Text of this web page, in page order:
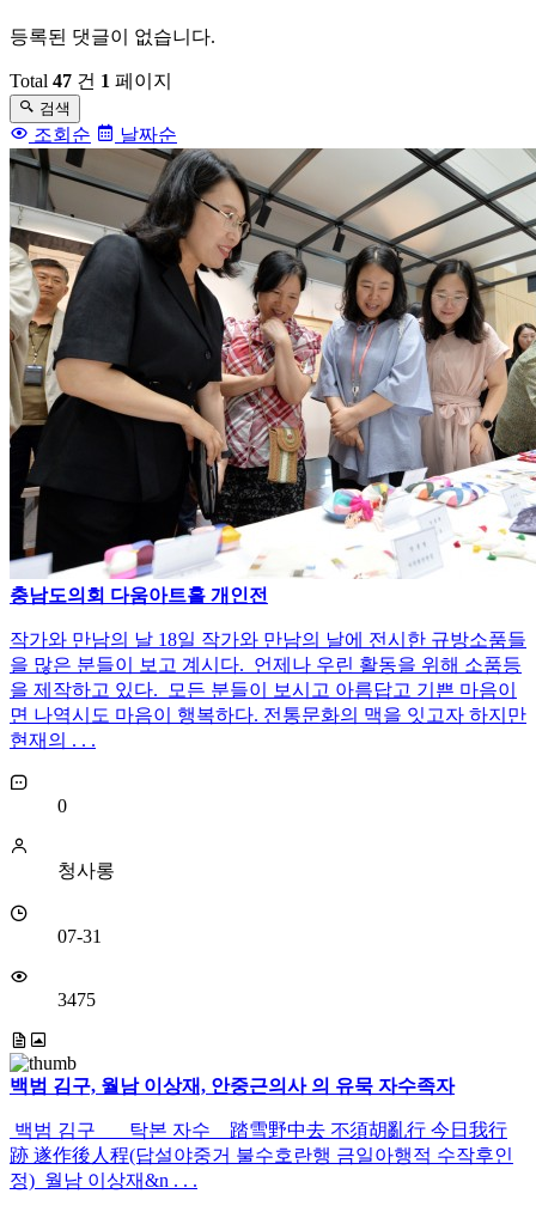
등록된 댓글이 없습니다.
Total 47 건 1 페이지
검색
조회순 날짜순
충남도의회 다움아트홀 개인전
작가와 만남의 날 18일 작가와 만남의 날에 전시한 규방소품들
을 많은 분들이 보고 계시다. 언제나 우린 활동을 위해 소품등
을 제작하고 있다. 모든 분들이 보시고 아름답고 기쁜 마음이
면 나역시도 마음이 행복하다. 전통문화의 맥을 잇고자 하지만
현재의 . . .
0
청사롱
07-31
3475
백범 김구, 월남 이상재, 안중근의사 의 유묵 자수족자
백범 김구 탁본 자수 踏雪野中去 不須胡亂行 今日我行
跡 遂作後人程(답설야중거 불수호란행 금일아행적 수작후인
정) 월남 이상재&n . . .